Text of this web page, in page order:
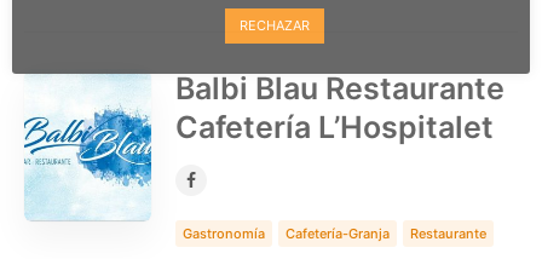
Balbi Blau Restaurante
Cafetería L’Hospitalet
Gastronomía Cafetería-Granja Restaurante
RECHAZAR